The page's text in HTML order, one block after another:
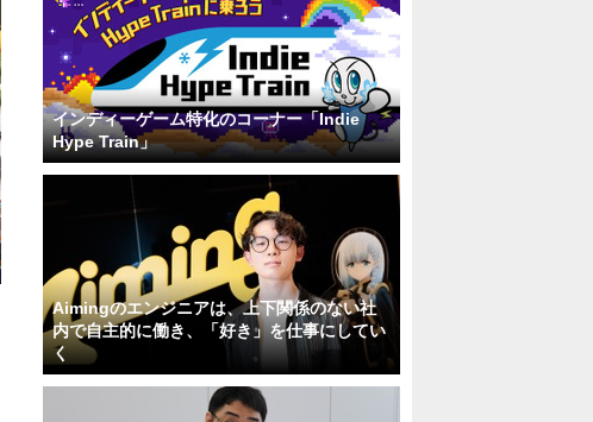
インディーゲーム特化のコーナー「Indie
Hype Train」
Aimingのエンジニアは、上下関係のない社
内で自主的に働き、「好き」を仕事にしてい
く